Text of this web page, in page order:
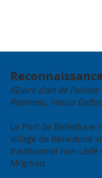
(Œuvre d'art de l'artiste
Pabineau, Felicia
Le Port de Belledune
village de Belledune
traditionnel non cédé
Mi’gmaq.